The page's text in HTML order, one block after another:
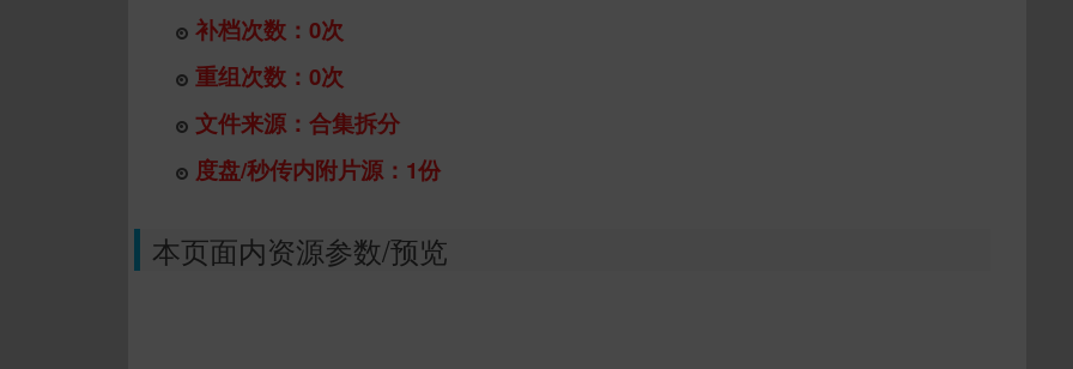
补档次数：0次
重组次数：0次
文件来源：合集拆分
度盘/秒传内附片源：1份
本页面内资源参数/预览